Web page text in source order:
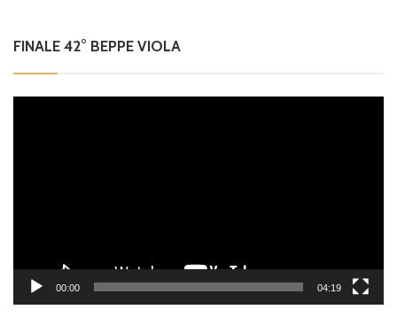
FINALE 42° BEPPE VIOLA
00:00 04:19